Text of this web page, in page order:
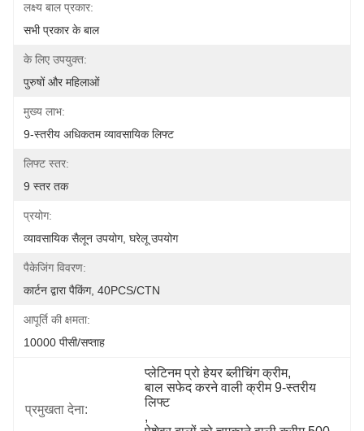
लक्ष्य बाल प्रकार:
सभी प्रकार के बाल
के लिए उपयुक्त:
पुरुषों और महिलाओं
मुख्य लाभ:
9-स्तरीय अधिकतम व्यावसायिक लिफ्ट
लिफ्ट स्तर:
9 स्तर तक
प्रयोग:
व्यावसायिक सैलून उपयोग, घरेलू उपयोग
पैकेजिंग विवरण:
कार्टन द्वारा पैकिंग, 40PCS/CTN
आपूर्ति की क्षमता:
10000 पीसी/सप्ताह
प्रमुखता देना:
प्लेटिनम प्रो हेयर ब्लीचिंग क्रीम,
बाल सफेद करने वाली क्रीम 9-स्तरीय
लिफ्ट
,